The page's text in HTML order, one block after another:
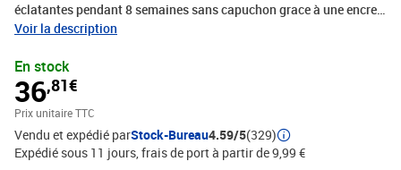
éclatantes pendant 8 semaines sans capuchon grace à une encre
spéciale, Pointe moyenne bloquée pour dessiner et colorier, Encre
Voir la description
En stock
36,81€
Prix unitaire TTC
Vendu et expédié parStock-Bureau4.59/5(329)
Expédié sous 11 jours, frais de port à partir de 9,99 €